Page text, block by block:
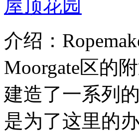
介绍：
Moorgate区的
建造了一系列
是为了这里的